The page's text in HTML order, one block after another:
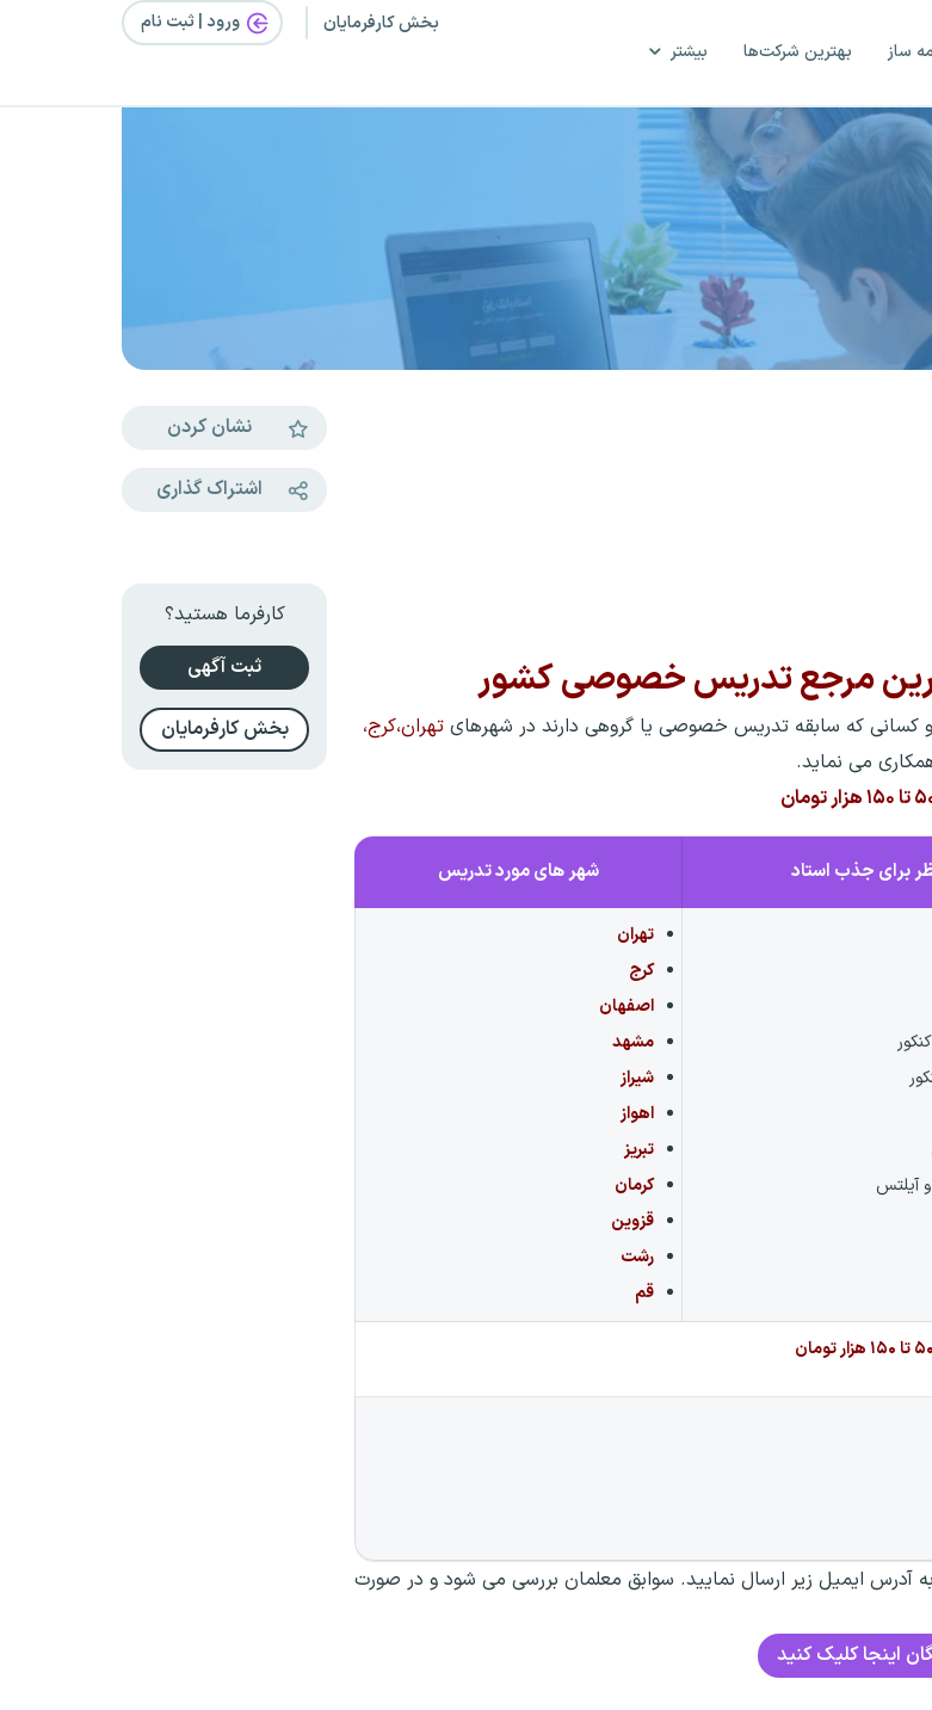
ساز بهترین شرکت‌ها بیشتر
بخش کارفرمایان ورود | ثبت‌ نام
مرجع تدریس خصوصی کشور
کسانی که سابقه تدریس خصوصی یا گروهی دارند در شهرهای تهران،کرج،
می نماید.
برای جذب استاد شهر های مورد تدریس
آیلتس
تهران
کرج
اصفهان
مشهد
شیراز
اهواز
تبریز
کرمان
قزوین
رشت
قم
آدرس ایمیل زیر ارسال نمایید. سوابق معلمان بررسی می شود و در صورت
اینجا کلیک کنید
نشان کردن
اشتراک گذاری
کارفرما هستید؟
ثبت آگهی
بخش کارفرمایان